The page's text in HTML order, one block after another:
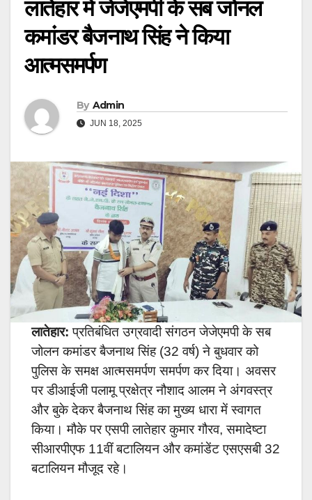
लातेहार में जेजेएमपी के सब जोनल
कमांडर बैजनाथ सिंह ने किया
आत्मसमर्पण
By Admin
JUN 18, 2025
लातेहार: प्रतिबंधित उग्रवादी संगठन जेजेएमपी के सब
जोलन कमांडर बैजनाथ सिंह (32 वर्ष) ने बुधवार को
पुलिस के समक्ष आत्मसमर्पण समर्पण कर दिया। अवसर
पर डीआईजी पलामू प्रक्षेत्र नौशाद आलम ने अंगवस्त्र
और बुके देकर बैजनाथ सिंह का मुख्य धारा में स्वागत
किया। मौके पर एसपी लातेहार कुमार गौरव, समादेष्टा
सीआरपीएफ 11वीं बटालियन और कमांडेंट एसएसबी 32
बटालियन मौजूद रहे।